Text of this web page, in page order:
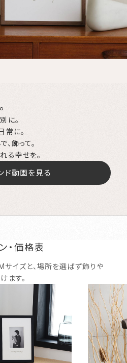
に。
常に。
飾って。
る幸せを。
ド動画を見る
・価格表
イズと、場所を選ばず飾りや
ます。